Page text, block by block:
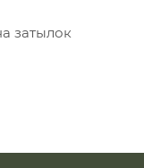
затылок